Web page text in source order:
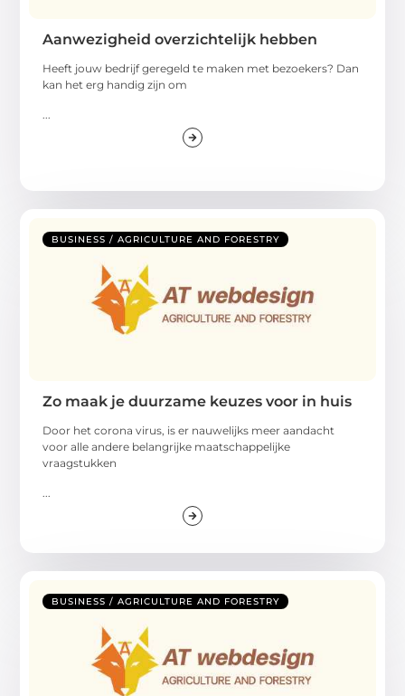
Aanwezigheid overzichtelijk hebben
Heeft jouw bedrijf geregeld te maken met bezoekers? Dan
kan het erg handig zijn om
BUSINESS / AGRICULTURE AND FORESTRY
Zo maak je duurzame keuzes voor in huis
Door het corona virus, is er nauwelijks meer aandacht
voor alle andere belangrijke maatschappelijke
vraagstukken
BUSINESS / AGRICULTURE AND FORESTRY